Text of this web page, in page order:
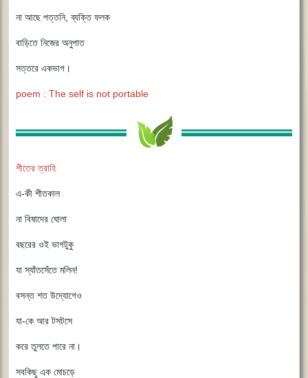
না আছে পত্তনি, ব্যক্তি ফলক
বাড়িতে নিজের অনুপাত
সত্তরে একভাগ।
poem : The self is not portable
শীতের ত্রাহি
এ-কী শীতকাল
না বিষাদের ঘোলা
বছরের ওই ভাগটুকু
যা স্যাঁতসেঁতে মলিন!
বসন্ত শত উদ্যোগেও
যা-কে আর টসটসে
করে তুলতে পারে না।
সবকিছু এক মোচড়ে